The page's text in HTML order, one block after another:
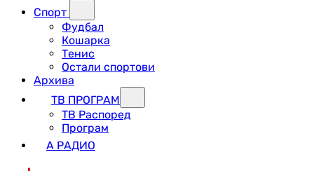
Спорт
Фудбал
Кошарка
Тенис
Остали спортови
Архива
ТВ ПРОГРАМ
ТВ Распоред
Програм
А РАДИО